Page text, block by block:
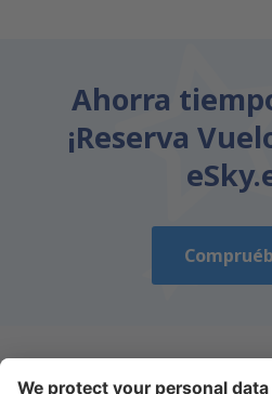
Ahorra
¡Reserva